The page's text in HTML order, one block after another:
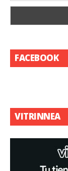
FACEBOOK
VITRINNEA